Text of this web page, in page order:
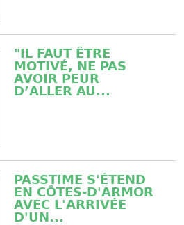
"IL FAUT ÊTRE
MOTIVÉ, NE PAS
AVOIR PEUR
D’ALLER AU...
PASSTIME S'ÉTEND
EN CÔTES-D'ARMOR
AVEC L'ARRIVÉE
D'UN...